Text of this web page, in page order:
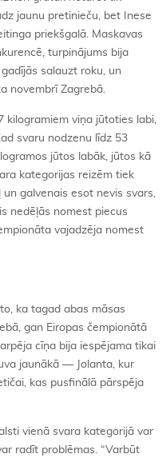
jaunu pretinieču, bet Inese
priekšgalā. Maskavas
turpinājums bija
salauzt roku, un
novembrī Zagrebā.
kilogramiem viņa jūtoties labi,
svaru nodzenu līdz 53
jūtos labāk, jūtos kā
kategorijas reizēm tiek
galvenais esot nevis svars,
nedēļās nomest piecus
vajadzēja nomest
ka tagad abas māsas
gan Eiropas čempionātā
cīņa bija iespējama tikai
jaunākā — Jolanta, kur
kas pusfinālā pārspēja
vienā svara kategorijā var
radīt problēmas. “Varbūt